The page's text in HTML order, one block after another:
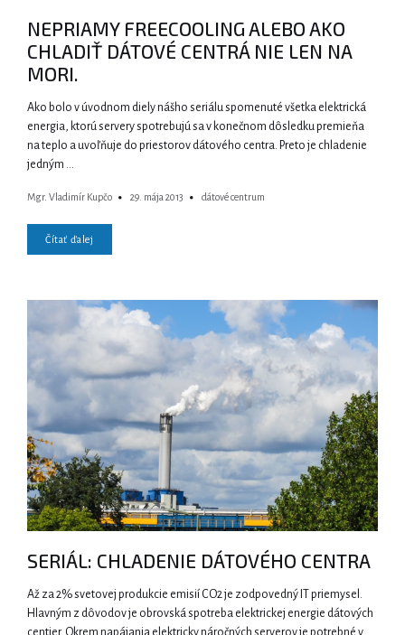
NEPRIAMY FREECOOLING ALEBO AKO
CHLADIŤ DÁTOVÉ CENTRÁ NIE LEN NA
MORI.
Ako bolo v úvodnom diely nášho seriálu spomenuté všetka elektrická
energia, ktorú servery spotrebujú sa v konečnom dôsledku premieňa
na teplo a uvoľňuje do priestorov dátového centra. Preto je chladenie
jedným …
Mgr. Vladimír Kupčo 29. mája 2013 dátové centrum
Čítať ďalej
SERIÁL: CHLADENIE DÁTOVÉHO CENTRA
Až za 2% svetovej produkcie emisií CO2 je zodpovedný IT priemysel.
Hlavným z dôvodov je obrovská spotreba elektrickej energie dátových